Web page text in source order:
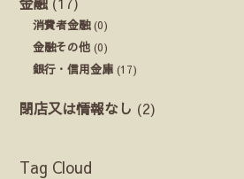
消費者金融(0)
金融その他 (0)
銀行・信用金庫 (17)
閉店又は情報なし (2)
Tag Cloud